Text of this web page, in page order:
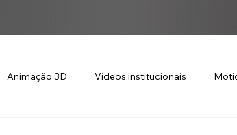
Animação 3D Vídeos institucionais